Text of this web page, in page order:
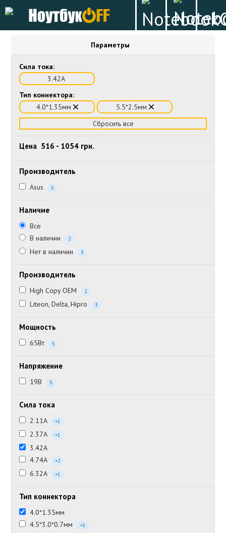
Параметры
Сила тока:
3.42А
Тип коннектора:
4.0*1.35мм
5.5*2.5мм
Сбросить все
Цена 516 - 1054 грн.
Производитель
Asus 5
Наличие
Все
В наличии
2
Нет в наличии 3
Производитель
High Copy OEM 2
Liteon, Delta, Hipro 3
Мощность
65Вт 5
Напряжение
19В 5
Сила тока
2.11А +1
2.37А +1
3.42А
4.74А
+2
6.32А +1
Тип коннектора
4.0*1.35мм
4.5*3.0*0.7мм
+1